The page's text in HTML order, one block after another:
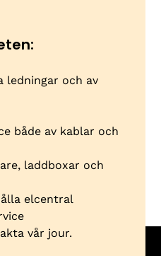
ledningar och av
både av kablar och
laddboxar och
elcentral
vår jour.